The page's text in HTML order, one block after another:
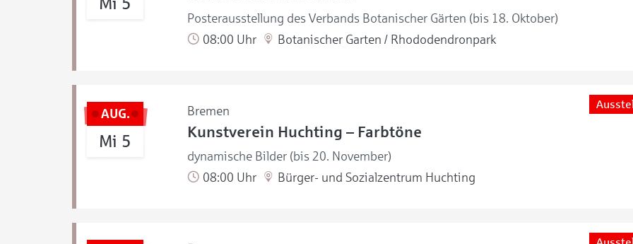
Posterausstellung des Verbands Botanischer Gärten (bis 18. Oktober)
08:00 Uhr
Botanischer Garten / Rhododendronpark
AUG.
Mi 5
Bremen
Kunstverein Huchting – Farbtöne
dynamische Bilder (bis 20. November)
08:00 Uhr
Bürger- und Sozialzentrum Huchting